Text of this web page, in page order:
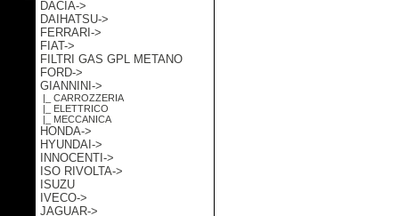
DACIA->
DAIHATSU->
FERRARI->
FIAT->
FILTRI GAS GPL METANO
FORD->
GIANNINI ->
|_ CARROZZERIA
|_ ELETTRICO
|_ MECCANICA
HONDA->
HYUNDAI->
INNOCENTI->
ISO RIVOLTA->
ISUZU
IVECO->
JAGUAR->